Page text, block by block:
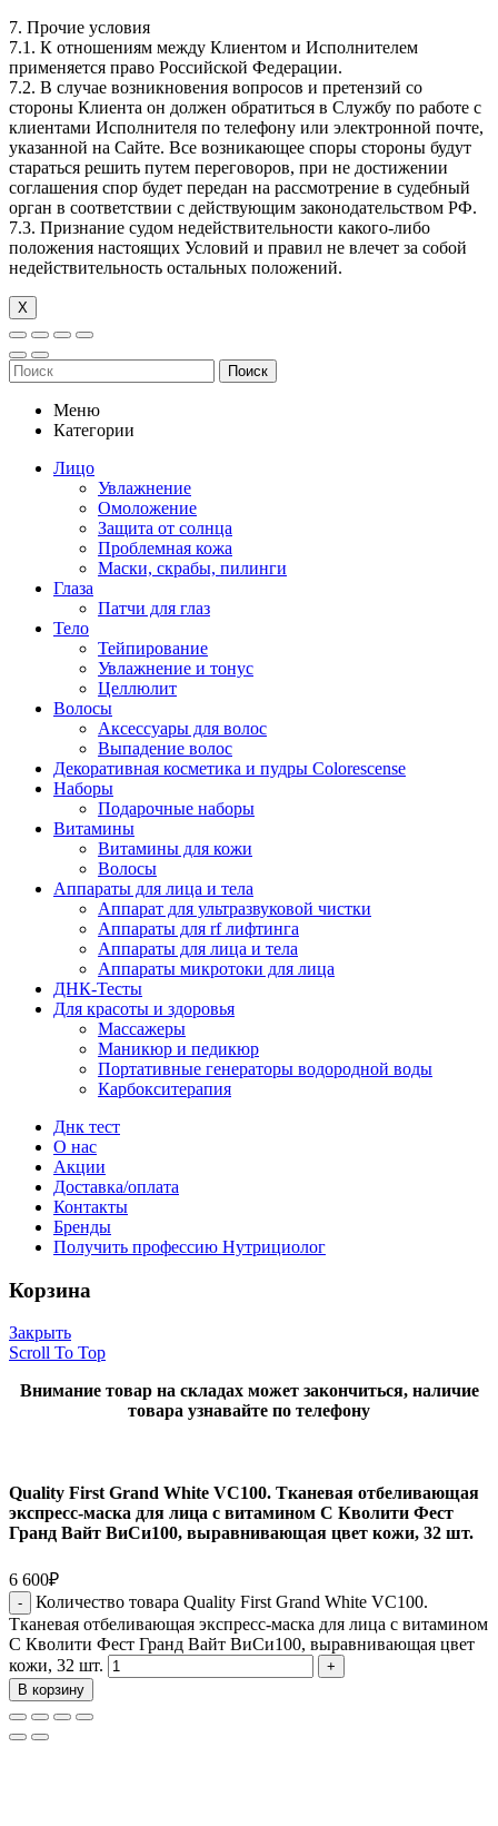
7. Прочие условия
7.1. К отношениям между Клиентом и Исполнителем
применяется право Российской Федерации.
7.2. В случае возникновения вопросов и претензий со
стороны Клиента он должен обратиться в Службу по работе с
клиентами Исполнителя по телефону или электронной почте,
указанной на Сайте. Все возникающее споры стороны будут
стараться решить путем переговоров, при не достижении
соглашения спор будет передан на рассмотрение в судебный
орган в соответствии с действующим законодательством РФ.
7.3. Признание судом недействительности какого-либо
положения настоящих Условий и правил не влечет за собой
недействительность остальных положений.
Х
Поиск
Меню
Категории
Лицо
Увлажнение
Омоложение
Защита от солнца
Проблемная кожа
Маски, скрабы, пилинги
Глаза
Патчи для глаз
Тело
Тейпирование
Увлажнение и тонус
Целлюлит
Волосы
Аксессуары для волос
Выпадение волос
Декоративная косметика и пудры Colorescense
Наборы
Подарочные наборы
Витамины
Витамины для кожи
Волосы
Аппараты для лица и тела
Аппарат для ультразвуковой чистки
Аппараты для rf лифтинга
Аппараты для лица и тела
Аппараты микротоки для лица
ДНК-Тесты
Для красоты и здоровья
Массажеры
Маникюр и педикюр
Портативные генераторы водородной воды
Карбокситерапия
Днк тест
О нас
Акции
Доставка/оплата
Контакты
Бренды
Получить профессию Нутрициолог
Корзина
Закрыть
Scroll To Top
Внимание товар на складах может закончиться, наличие
товара узнавайте по телефону
Quality First Grand White VC100. Тканевая отбеливающая
экспресс-маска для лица с витамином С Кволити Фест
Гранд Вайт ВиСи100, выравнивающая цвет кожи, 32 шт.
6 600₽
Количество товара Quality First Grand White VC100.
Тканевая отбеливающая экспресс-маска для лица с витамином
С Кволити Фест Гранд Вайт ВиСи100, выравнивающая цвет
кожи, 32 шт.
В корзину